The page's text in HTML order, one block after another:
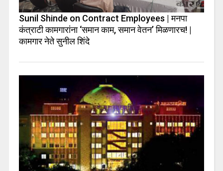
Sunil Shinde on Contract Employees | मनपा
कंत्राटी कामगारांना ‘समान काम, समान वेतन’ मिळणारच! |
कामगार नेते सुनील शिंदे